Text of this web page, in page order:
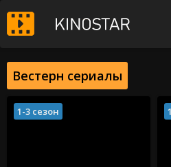
Вестерн сериалы
1-3 сезон